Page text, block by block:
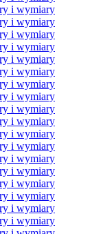
i wymiary
i wymiary
i wymiary
i wymiary
i wymiary
i wymiary
i wymiary
i wymiary
i wymiary
i wymiary
i wymiary
i wymiary
i wymiary
i wymiary
i wymiary
i wymiary
i wymiary
i wymiary